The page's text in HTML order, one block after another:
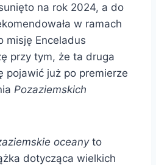
na rok 2024, a do
w ramach
misję Enceladus
przy tym, że ta druga
pojawić już po premierze
Pozaziemskich
oceanyto
dotycząca wielkich